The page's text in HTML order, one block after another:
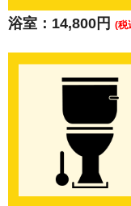
浴室：14,800円 (税